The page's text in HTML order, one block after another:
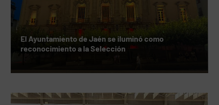
El Ayuntamiento de Jaén se iluminó como
reconocimiento a la Selección